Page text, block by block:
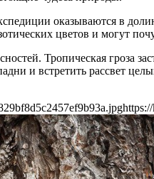
оказываются в
цветов и могут
Тропическая гроза
и встретить рассвет